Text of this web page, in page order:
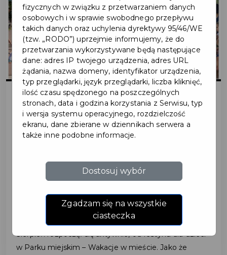
2024-08-05
SIERPNIA W PRUSZCZU
GDAŃSKIM ZA NAMI –
RELACJA
Sierpień rozpoczął się aktywnie, od festynu dla dzieci
w Parku miejskim – Wakacje w mieście. Jako że
fizycznych w związku z przetwarzaniem danych
osobowych i w sprawie swobodnego przepływu
takich danych oraz uchylenia dyrektywy 95/46/WE
(tzw. „RODO”) uprzejmie informujemy, że do
przetwarzania wykorzystywane będą następujące
dane: adres IP twojego urządzenia, adres URL
żądania, nazwa domeny, identyfikator urządzenia,
typ przeglądarki, język przeglądarki, liczba kliknięć,
ilość czasu spędzonego na poszczególnych
stronach, data i godzina korzystania z Serwisu, typ
i wersja systemu operacyjnego, rozdzielczość
ekranu, dane zbierane w dziennikach serwera a
także inne podobne informacje.
Dostosuj wybór
Zgadzam się na wszystkie
ciasteczka